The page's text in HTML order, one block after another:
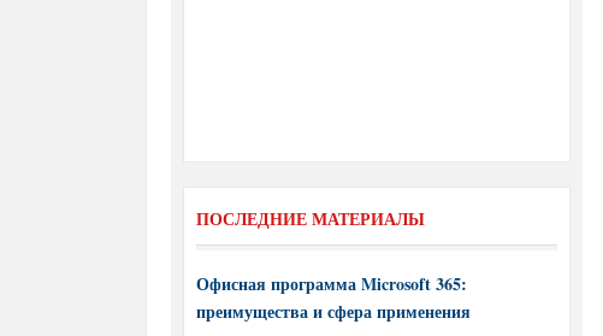
ПОСЛЕДНИЕ МАТЕРИАЛЫ
Офисная программа Microsoft 365:
преимущества и сфера применения